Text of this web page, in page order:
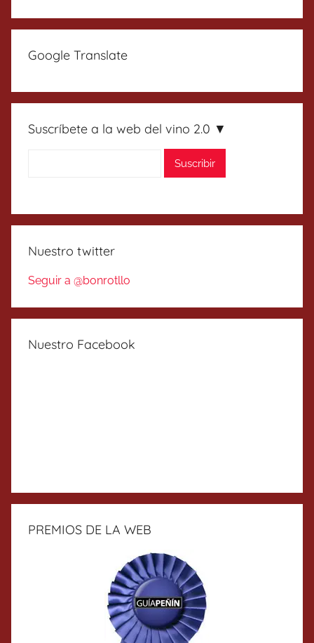
Google Translate
Suscríbete a la web del vino 2.0 ▼
Nuestro twitter
Seguir a @bonrotllo
Nuestro Facebook
PREMIOS DE LA WEB